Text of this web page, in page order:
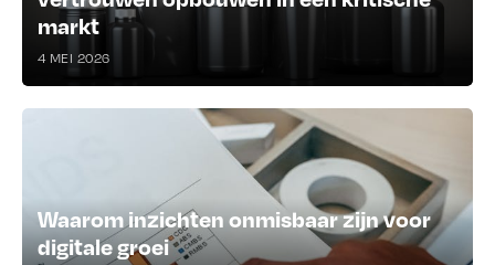
markt
4 MEI 2026
Waarom inzichten onmisbaar zijn voor
digitale groei